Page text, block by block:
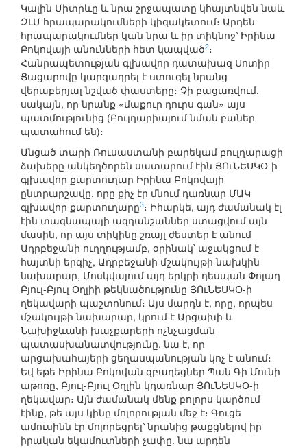
Կալին Միտրևը և նրա շրջապատը կհայտնվեն նաև
ԶԼՄ հրապարակումների կիզակետում։ Արդեն
հրապարակումներ կան նրա և իր տիկնոջ՝ Իրինա
Բոկովայի անունների հետ կապված2։
Հանրապետության գլխավոր դատախազ Սոտիր
Ցացարովը կարգադրել է ստուգել նրանց
վերաբերյալ նշված փաստերը։ Չի բացառվում,
սակայն, որ նրանք «մաքուր դուրս գան» այս
պատմությունից (Բուլղարիայում նման բաներ
պատահում են)։
Անցած տարի Ռուսաստանի բարեկամ բուլղարացի
ձախերը անկեղծորեն սատարում էին ՅՈւՆԵՍԿՕ-ի
գլխավոր քարտուղար Իրինա Բոկովայի
ընտրարշավը, որը քիչ էր մնում դառնար ՄԱԿ
գլխավոր քարտուղարը3։ Իհարկե, այդ ժամանակ էլ
էին տագնապալի ազդանշաններ ստացվում այն
մասին, որ այս տիկինը շռայլ ժեստեր է անում
Ադրբեջանի ուղղությամբ, օրինակ՝ աջակցում է
հայտնի երգիչ, Ադրբեջանի մշակույթի նախկին
նախարար, Մոսկվայում այդ երկրի դեսպան Փոլադ
Բյուլ-Բյուլ Օղլիի թեկնածությունը ՅՈւՆԵՍԿՕ-ի
ղեկավարի պաշտոնում։ Այս մարդն է, որը, որպես
մշակույթի նախարար, կրում է Արցախի և
Նախիջևանի խաչքարերի ոչնչացման
պատասխանատվությունը, նա է, որ
արցախահայերի ցեղասպանության կոչ է անում։
Եվ եթե Իրինա Բոկովան զբաղեցներ Պան Գի Մունի
աթոռը, Բյուլ-Բյուլ Օղլին կդառնար ՅՈւՆԵՍԿՕ-ի
ղեկավար։ Այն ժամանակ մենք բոլորս կարծում
էինք, թե այս կինը մոլորության մեջ է։ Գուցե
ամուսինն էր մոլորեցրել՝ նրանից թաքցնելով իր
իրական եկամուտների չափը. նա արդեն